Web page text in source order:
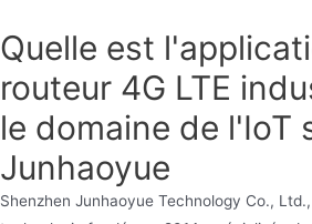
Quelle est
routeur 4G LTE
le domaine de l'IoT
Junhaoyue
Shenzhen Junhaoyue Technology Co.,